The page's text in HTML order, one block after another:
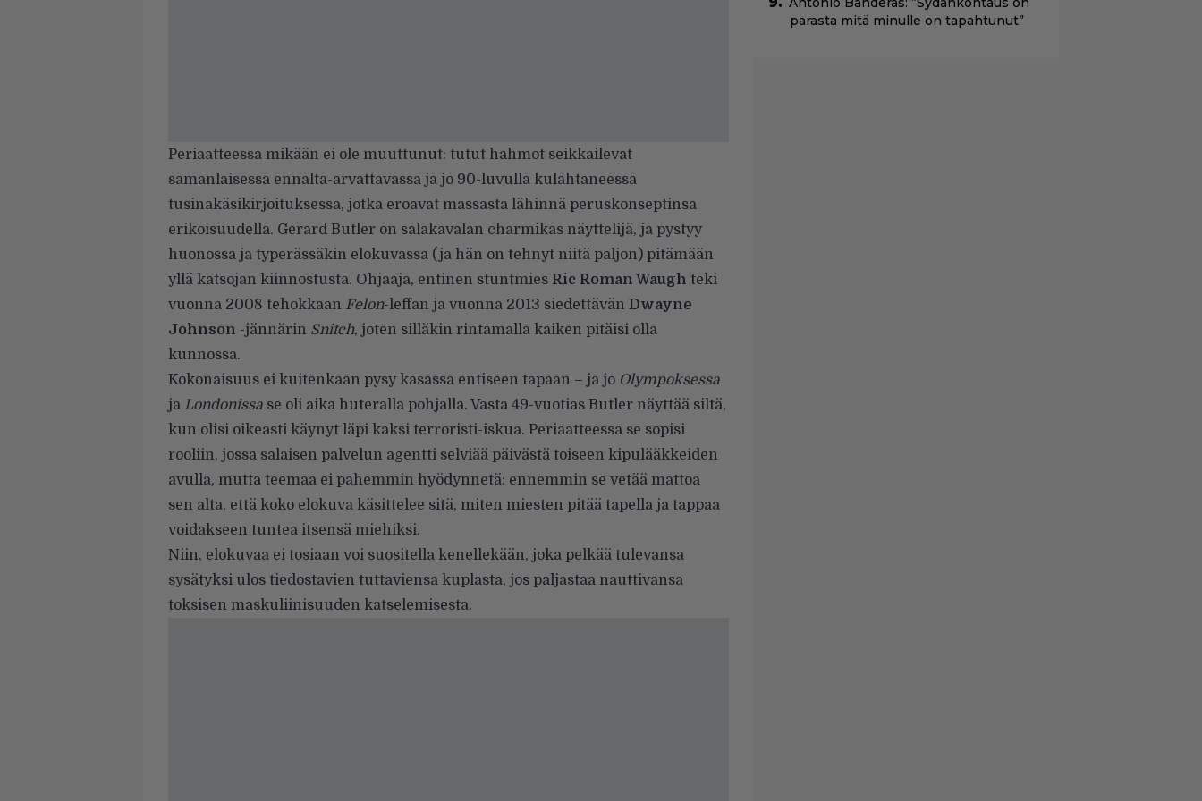
Periaatteessa mikään ei ole muuttunut: tutut hahmot seikkailevat
samanlaisessa ennalta-arvattavassa ja jo 90-luvulla kulahtaneessa
tusinakäsikirjoituksessa, jotka eroavat massasta lähinnä peruskonseptinsa
erikoisuudella. Gerard Butler on salakavalan charmikas näyttelijä, ja pystyy
huonossa ja typerässäkin elokuvassa (ja hän on tehnyt niitä paljon) pitämään
yllä katsojan kiinnostusta. Ohjaaja, entinen stuntmies Ric Roman Waugh teki
vuonna 2008 tehokkaan Felon-leffan ja vuonna 2013 siedettävän Dwayne
Johnson -jännärin Snitch, joten silläkin rintamalla kaiken pitäisi olla
kunnossa.
Kokonaisuus ei kuitenkaan pysy kasassa entiseen tapaan – ja jo Olympoksessa
ja Londonissa se oli aika huteralla pohjalla. Vasta 49-vuotias Butler näyttää siltä,
kun olisi oikeasti käynyt läpi kaksi terroristi-iskua. Periaatteessa se sopisi
rooliin, jossa salaisen palvelun agentti selviää päivästä toiseen kipulääkkeiden
avulla, mutta teemaa ei pahemmin hyödynnetä: ennemmin se vetää mattoa
sen alta, että koko elokuva käsittelee sitä, miten miesten pitää tapella ja tappaa
voidakseen tuntea itsensä miehiksi.
Niin, elokuvaa ei tosiaan voi suositella kenellekään, joka pelkää tulevansa
sysätyksi ulos tiedostavien tuttaviensa kuplasta, jos paljastaa nauttivansa
toksisen maskuliinisuuden katselemisesta.
parasta mitä minulle on tapahtunut”